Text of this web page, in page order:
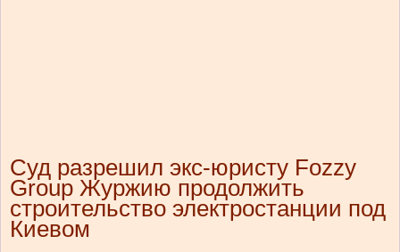
Суд разрешил экс-юристу Fozzy
Group Журжию продолжить
строительство электростанции под
Киевом